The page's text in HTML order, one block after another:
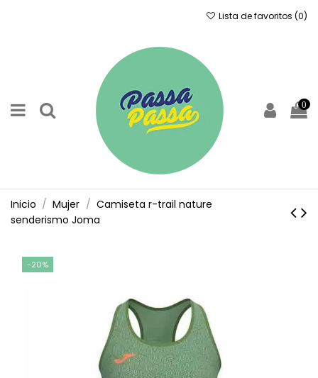
Lista de favoritos (0)
0
Inicio Mujer
Camiseta r-trail nature
senderismo Joma
-20%